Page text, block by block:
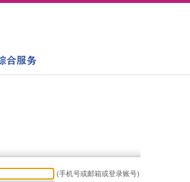
(手机号或邮箱或登录账号)